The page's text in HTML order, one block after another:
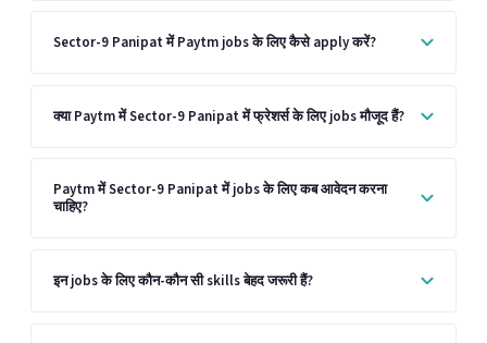
Sector-9 Panipat में Paytm jobs के लिए कैसे apply करें?
क्या Paytm में Sector-9 Panipat में फ्रेशर्स के लिए jobs मौजूद हैं?
Paytm में Sector-9 Panipat में jobs के लिए कब आवेदन करना
चाहिए?
इन jobs के लिए कौन-कौन सी skills बेहद जरूरी हैं?